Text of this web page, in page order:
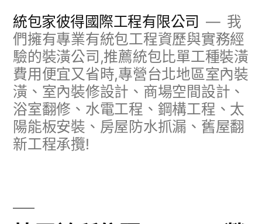
統包家彼得國際工程有限公司
我
們擁有專業有統包工程資歷與實務經
驗的裝潢公司,推薦統包比單工種裝潢
費用便宜又省時,專營台北地區室內裝
潢、室內裝修設計、商場空間設計、
浴室翻修、水電工程、鋼構工程、太
陽能板安裝、房屋防水抓漏、舊屋翻
新工程承攬!